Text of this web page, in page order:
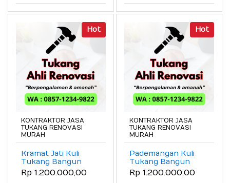
Hot
KONTRAKTOR JASA
TUKANG RENOVASI
MURAH
Kramat Jati Kuli
Tukang Bangun
Rumah Murah
Bergaransi
Rp 1.200.000,00
Hot
KONTRAKTOR JASA
TUKANG RENOVASI
MURAH
Pademangan Kuli
Tukang Bangun
Rumah Murah
Bergaransi
Rp 1.200.000,00